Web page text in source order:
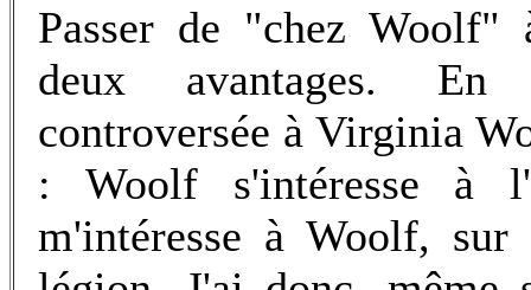
Passer de "chez Woolf"
deux avantages. En
controversée à Virginia
: Woolf s'intéresse à
m'intéresse à Woolf,